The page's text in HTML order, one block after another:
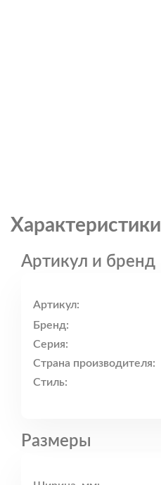
Характеристики
Артикул и бренд
Артикул:
Бренд:
Серия:
Страна производителя:
Стиль:
Размеры